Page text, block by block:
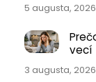
5 augusta, 2026
vecí
3 augusta, 2026